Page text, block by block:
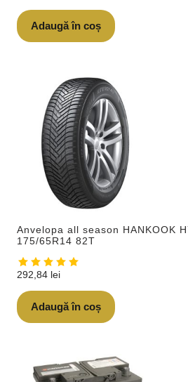
Adaugă în coș
Anvelopa all season HANKOOK
175/65R14 82T
292,84 lei
Adaugă în coș